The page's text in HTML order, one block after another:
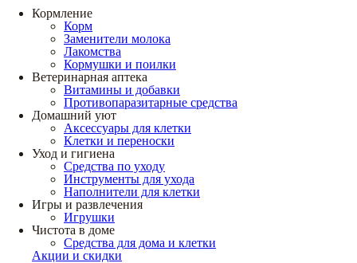
Кормление
Корм
Заменители молока
Лакомства
Кормушки и поилки
Ветеринарная аптека
Витамины и добавки
Противопаразитарные средства
Домашний уют
Аксессуары для клетки
Клетки и переноски
Уход и гигиена
Средства по уходу
Инструменты для ухода
Наполнители для клетки
Игры и развлечения
Игрушки
Чистота в доме
Средства для дома и клетки
Акции и скидки